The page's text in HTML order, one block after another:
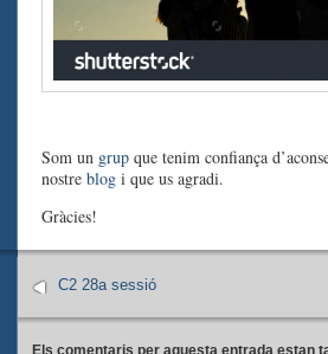
Som un grup que tenim confiança
nostre blog i que us agradi.
Gràcies!
C2 28a sessió
Els comentaris per aquesta entrada estan